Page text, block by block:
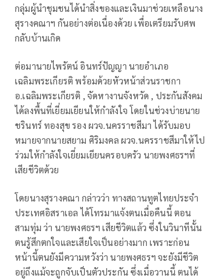
กลุ่มผู้นำชุมชนได้นำสิ่งของและเงินมาช่วยเหลือนาง
สุรางคณาฯ กันอย่างต่อเนื่องด้วย เพื่อเตรียมรับศพ
กลับบ้านเกิด
ต่อมานายไพรัตน์ อินทร์ปัญญา นายอำเภอ
เฉลิมพระเกียรติ พร้อมด้วยหัวหน้าส่วนราชกา
อ.เฉลิมพระเกียรติ , จัดหางานจังหวัด , ประกันสังคม
ได้ลงพื้นที่เยี่ยมเยียนให้กำลังใจ โดยในช่วงบ่ายนาย
ชรินทร์ ทองสุข รอง ผวจ.นครราชสีมา ได้รับมอบ
หมายจากนายสยาม ศิริมงคล ผวจ.นครราชสีมาให้ไป
ร่วมให้กำลังใจเยี่ยมเยียนครอบครัว นายพงศธรฯที่
เสียชีวิตด้วย
โดยนางสุรางคณา กล่าวว่า ทางสถานทูตไทยประจำ
ประเทศอิสราเอล ได้โทรมาแจ้งตนเมื่อคืนนี้ ตอน
สามทุ่ม ว่า นายพงศธรฯ เสียชีวิตแล้ว ซึ่งในวินาทีนั้น
ตนรู้สึกตกใจและเสียใจเป็นอย่างมาก เพราะก่อน
หน้านี้ตนยังมีความหวังว่า นายพงศธรฯ จะยังมีชีวิต
อยู่ถึงแม้จะถูกจับเป็นตัวประกัน ซึ่งเมื่อวานนี้ ตนได้